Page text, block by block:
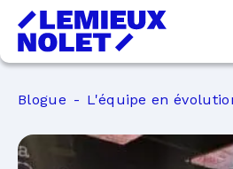
Blogue L'équipe en